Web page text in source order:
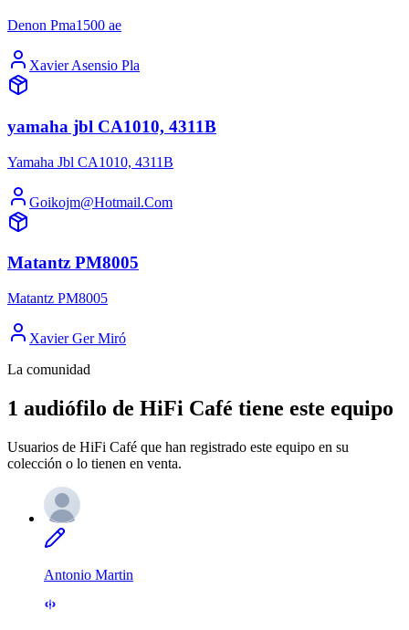
Denon Pma1500 ae
Xavier Asensio Pla
yamaha jbl CA1010, 4311B
Yamaha Jbl CA1010, 4311B
Goikojm@Hotmail.Com
Matantz PM8005
Matantz PM8005
Xavier Ger Miró
La comunidad
1 audiófilo de HiFi Café tiene este equipo
Usuarios de HiFi Café que han registrado este equipo en su
colección o lo tienen en venta.
Antonio Martin